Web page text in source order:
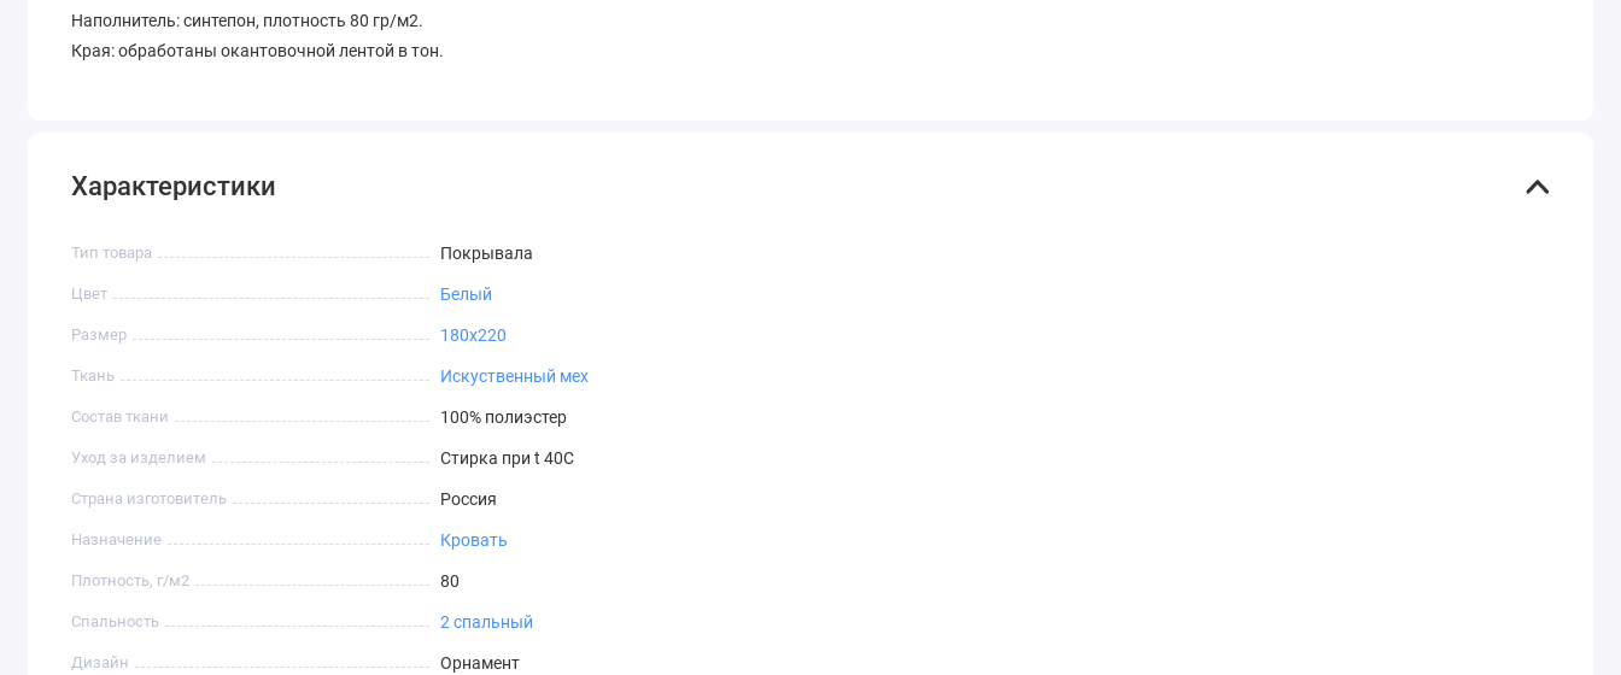
Наполнитель: синтепон, плотность 80 гр/м2.
Края: обработаны окантовочной лентой в тон.
Характеристики
Тип товара Покрывала
Цвет Белый
Размер 180х220
Ткань Искуственный мех
Состав ткани 100% полиэстер
Уход за изделием Стирка при t 40С
Страна изготовитель Россия
Назначение Кровать
Плотность, г/м2 80
Спальность 2 спальный
Дизайн Орнамент